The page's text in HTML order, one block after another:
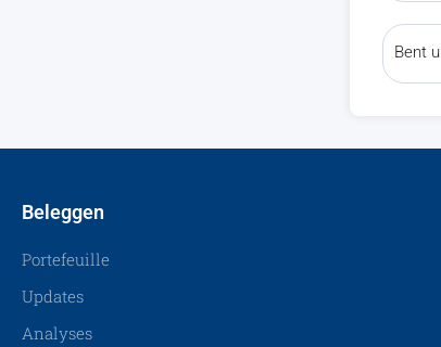
Bent
Beleggen
Portefeuille
Updates
Analyses